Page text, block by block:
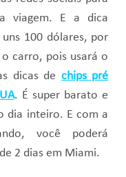
viagem. E a dica
100 dólares, por
carro, pois usará o
dicas de chips pré
. É super barato e
dia inteiro. E com a
você poderá
2 dias em Miami.